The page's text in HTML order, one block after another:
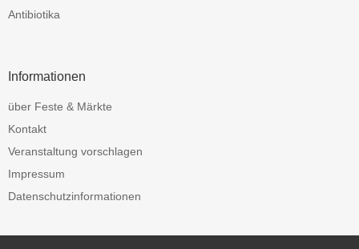
Antibiotika
Informationen
über Feste & Märkte
Kontakt
Veranstaltung vorschlagen
Impressum
Datenschutzinformationen